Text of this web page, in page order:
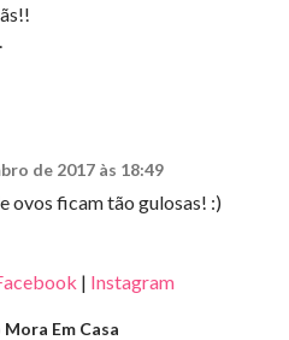
de 2017 às 18:49
ovos ficam tão gulosas! :)
| Instagram
Em Casa